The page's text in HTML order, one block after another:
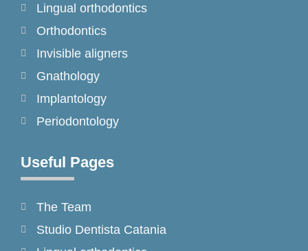
o
k
-
f
r
a
m
Lingual orthodontics
Orthodontics
Invisible aligners
Gnathology
Implantology
Periodontology
Useful Pages
The Team
Studio Dentista Catania